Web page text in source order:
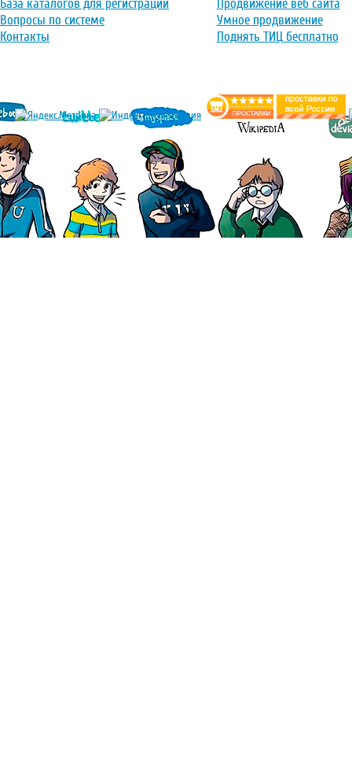
База каталогов для регистрации
Вопросы по системе
Контакты
Продвижение веб сайта
Умное продвижение
Поднять ТИЦ бесплатно